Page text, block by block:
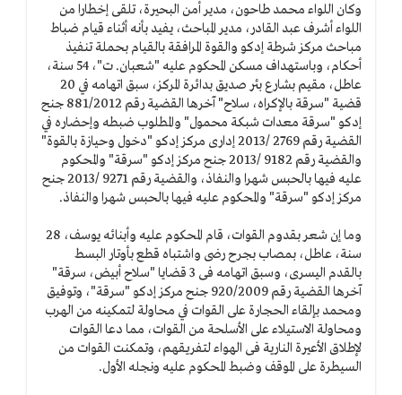
وكان اللواء محمد طاحون، مدير أمن البحيرة، تلقى إخطارا من
اللواء أشرف عبد القادر، مدير المباحث، يفيد بأنه أثناء قيام ضباط
مباحث مركز شرطة إدكو والقوة المرافقة بالقيام بحملة تنفيذ
أحكام، وباستهداف مسكن المحكوم عليه "شعبان. ت"، 54 سنة،
عاطل، مقيم بشارع بئر صديق بدائرة المركز، سبق اتهامه في 20
قضية "سرقة بالإكراه، سلاح" آخرها القضية رقم 881/2012 جنح
إدكو "سرقة معدات شبكة محمول" والمطلوب ضبطه وإحضاره في
القضية رقم 2769 /2013 إدارى مركز إدكو "دخول وحيازة بالقوة"
والقضية رقم 9182 /2013 جنح مركز إدكو "سرقة" والمحكوم
عليه فيها بالحبس شهرا والنفاذ، والقضية رقم 9271 /2013 جنح
مركز إدكو "سرقة" والمحكوم عليه فيها بالحبس شهرا والنفاذ.
وما إن شعر بقدوم القوات، قام المحكوم عليه وأبنائه يوسف، 28
سنة، عاطل، بمصاب بجرح رضى واشتباه قطع بأوتار البسط
بالقدم اليسرى، وسبق اتهامه فى 3 قضايا "سلاح أبيض، سرقة"
آخرها القضية رقم 920/2009 جنح مركز إدكو "سرقة"، وتوفيق
ومحمد بإلقاء الحجارة على القوات في محاولة لتمكينه من الهرب
ومحاولة الاستيلاء على الأسلحة من القوات، مما دعا القوات
لإطلاق الأعيرة النارية فى الهواء لتفريقهم، وتمكنت القوات من
السيطرة على الموقف وضبط المحكوم عليه ونجله الأول.